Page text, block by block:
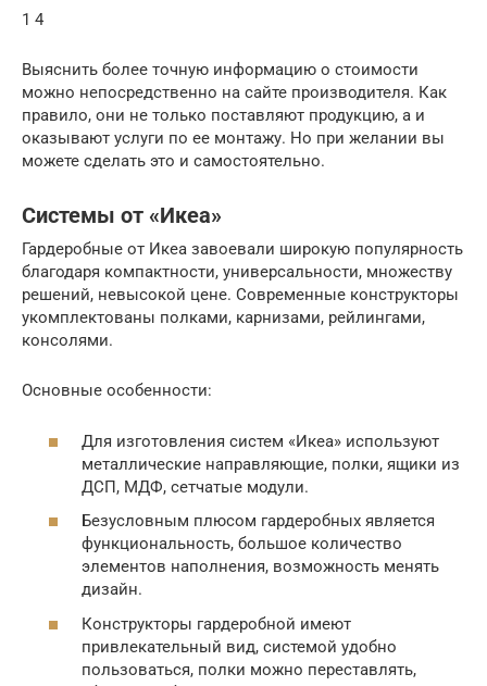
1 4
Выяснить более точную информацию о стоимости
можно непосредственно на сайте производителя. Как
правило, они не только поставляют продукцию, а и
оказывают услуги по ее монтажу. Но при желании вы
можете сделать это и самостоятельно.
Системы от «Икеа»
Гардеробные от Икеа завоевали широкую популярность
благодаря компактности, универсальности, множеству
решений, невысокой цене. Современные конструкторы
укомплектованы полками, карнизами, рейлингами,
консолями.
Основные особенности:
Для изготовления систем «Икеа» используют
металлические направляющие, полки, ящики из
ДСП, МДФ, сетчатые модули.
Безусловным плюсом гардеробных является
функциональность, большое количество
элементов наполнения, возможность менять
дизайн.
Конструкторы гардеробной имеют
привлекательный вид, системой удобно
пользоваться, полки можно переставлять,